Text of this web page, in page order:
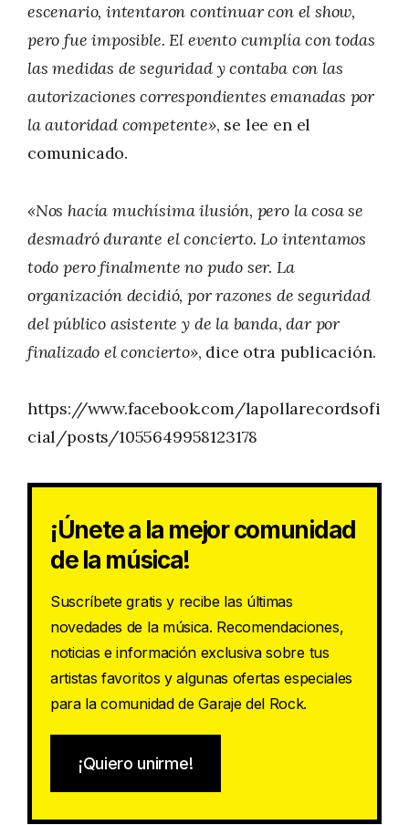
escenario, intentaron continuar con el show,
pero fue imposible. El evento cumplía con todas
las medidas de seguridad y contaba con las
autorizaciones correspondientes emanadas por
la autoridad competente», se lee en el
comunicado.
«Nos hacía muchísima ilusión, pero la cosa se
desmadró durante el concierto. Lo intentamos
todo pero finalmente no pudo ser. La
organización decidió, por razones de seguridad
del público asistente y de la banda, dar por
finalizado el concierto», dice otra publicación.
https://www.facebook.com/lapollarecordsofi
cial/posts/1055649958123178
¡Únete a la mejor comunidad
de la música!
Suscríbete gratis y recibe las últimas
novedades de la música. Recomendaciones,
noticias e información exclusiva sobre tus
artistas favoritos y algunas ofertas especiales
para la comunidad de Garaje del Rock.
¡Quiero unirme!